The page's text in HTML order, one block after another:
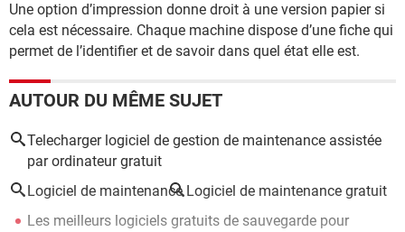
Une option d’impression donne droit à une version papier si
cela est nécessaire. Chaque machine dispose d’une fiche qui
permet de l’identifier et de savoir dans quel état elle est.
AUTOUR DU MÊME SUJET
Telecharger logiciel de gestion de maintenance assistée
par ordinateur gratuit
Logiciel de maintenance Logiciel de maintenance gratuit
Les meilleurs logiciels gratuits de sauvegarde pour